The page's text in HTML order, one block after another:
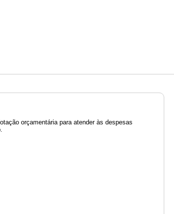
orçamentária para atender às despesas